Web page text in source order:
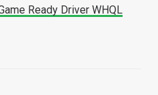
Ready Driver WHQL